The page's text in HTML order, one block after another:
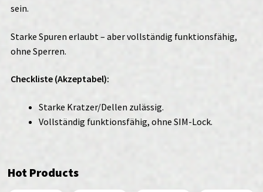
sein.
Starke Spuren erlaubt – aber vollständig funktionsfähig,
ohne Sperren.
Checkliste (Akzeptabel):
Starke Kratzer/Dellen zulässig.
Vollständig funktionsfähig, ohne SIM-Lock.
Hot Products